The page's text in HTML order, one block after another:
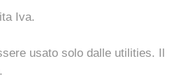
Iva.
usato solo dalle utilities. Il